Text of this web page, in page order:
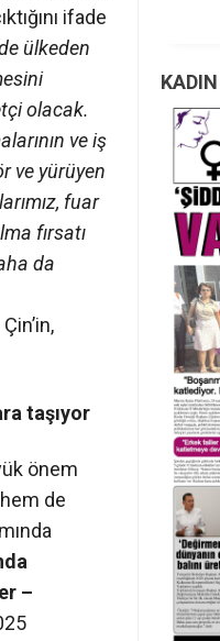
ifade
ülkeden
olacak.
ve iş
ve yürüyen
fuar
fırsatı
da
taşıyor
önem
de
–
KADIN